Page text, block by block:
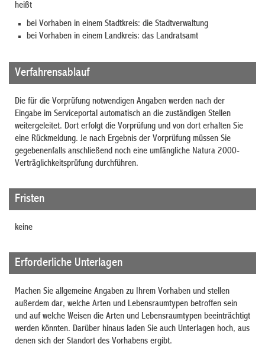
heißt
bei Vorhaben in einem Stadtkreis: die Stadtverwaltung
bei Vorhaben in einem Landkreis: das Landratsamt
Verfahrensablauf
Die für die Vorprüfung notwendigen Angaben werden nach der
Eingabe im Serviceportal automatisch an die zuständigen Stellen
weitergeleitet. Dort erfolgt die Vorprüfung und von dort erhalten Sie
eine Rückmeldung. Je nach Ergebnis der Vorprüfung müssen Sie
gegebenenfalls anschließend noch eine umfängliche Natura 2000-
Verträglichkeitsprüfung durchführen.
Fristen
keine
Erforderliche Unterlagen
Machen Sie allgemeine Angaben zu Ihrem Vorhaben und stellen
außerdem dar, welche Arten und Lebensraumtypen betroffen sein
und auf welche Weisen die Arten und Lebensraumtypen beeinträchtigt
werden könnten. Darüber hinaus laden Sie auch Unterlagen hoch, aus
denen sich der Standort des Vorhabens ergibt.